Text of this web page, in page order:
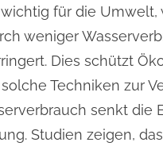
für die Umwelt,
weniger
Dies schützt
Techniken zur
senkt die
Studien zeigen,